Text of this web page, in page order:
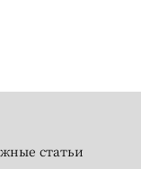
статьи